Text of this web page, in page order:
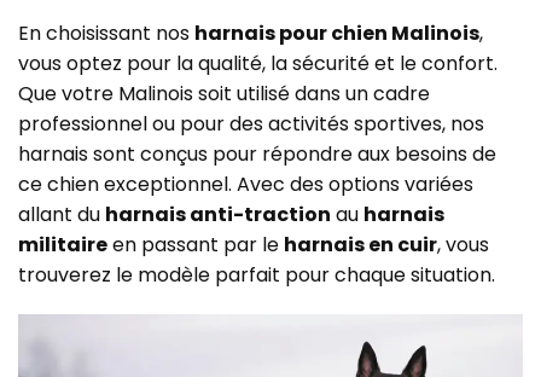
En choisissant nos harnais pour chien Malinois,
vous optez pour la qualité, la sécurité et le confort.
Que votre Malinois soit utilisé dans un cadre
professionnel ou pour des activités sportives, nos
harnais sont conçus pour répondre aux besoins de
ce chien exceptionnel. Avec des options variées
allant du harnais anti-traction au harnais
militaireen passant par le harnais en cuir, vous
trouverez le modèle parfait pour chaque situation.